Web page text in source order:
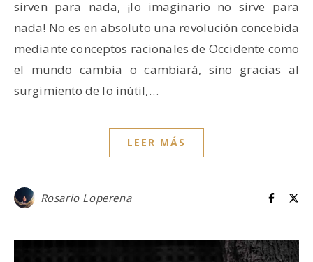
sirven para nada, ¡lo imaginario no sirve para
nada! No es en absoluto una revolución concebida
mediante conceptos racionales de Occidente como
el mundo cambia o cambiará, sino gracias al
surgimiento de lo inútil,…
LEER MÁS
Rosario Loperena